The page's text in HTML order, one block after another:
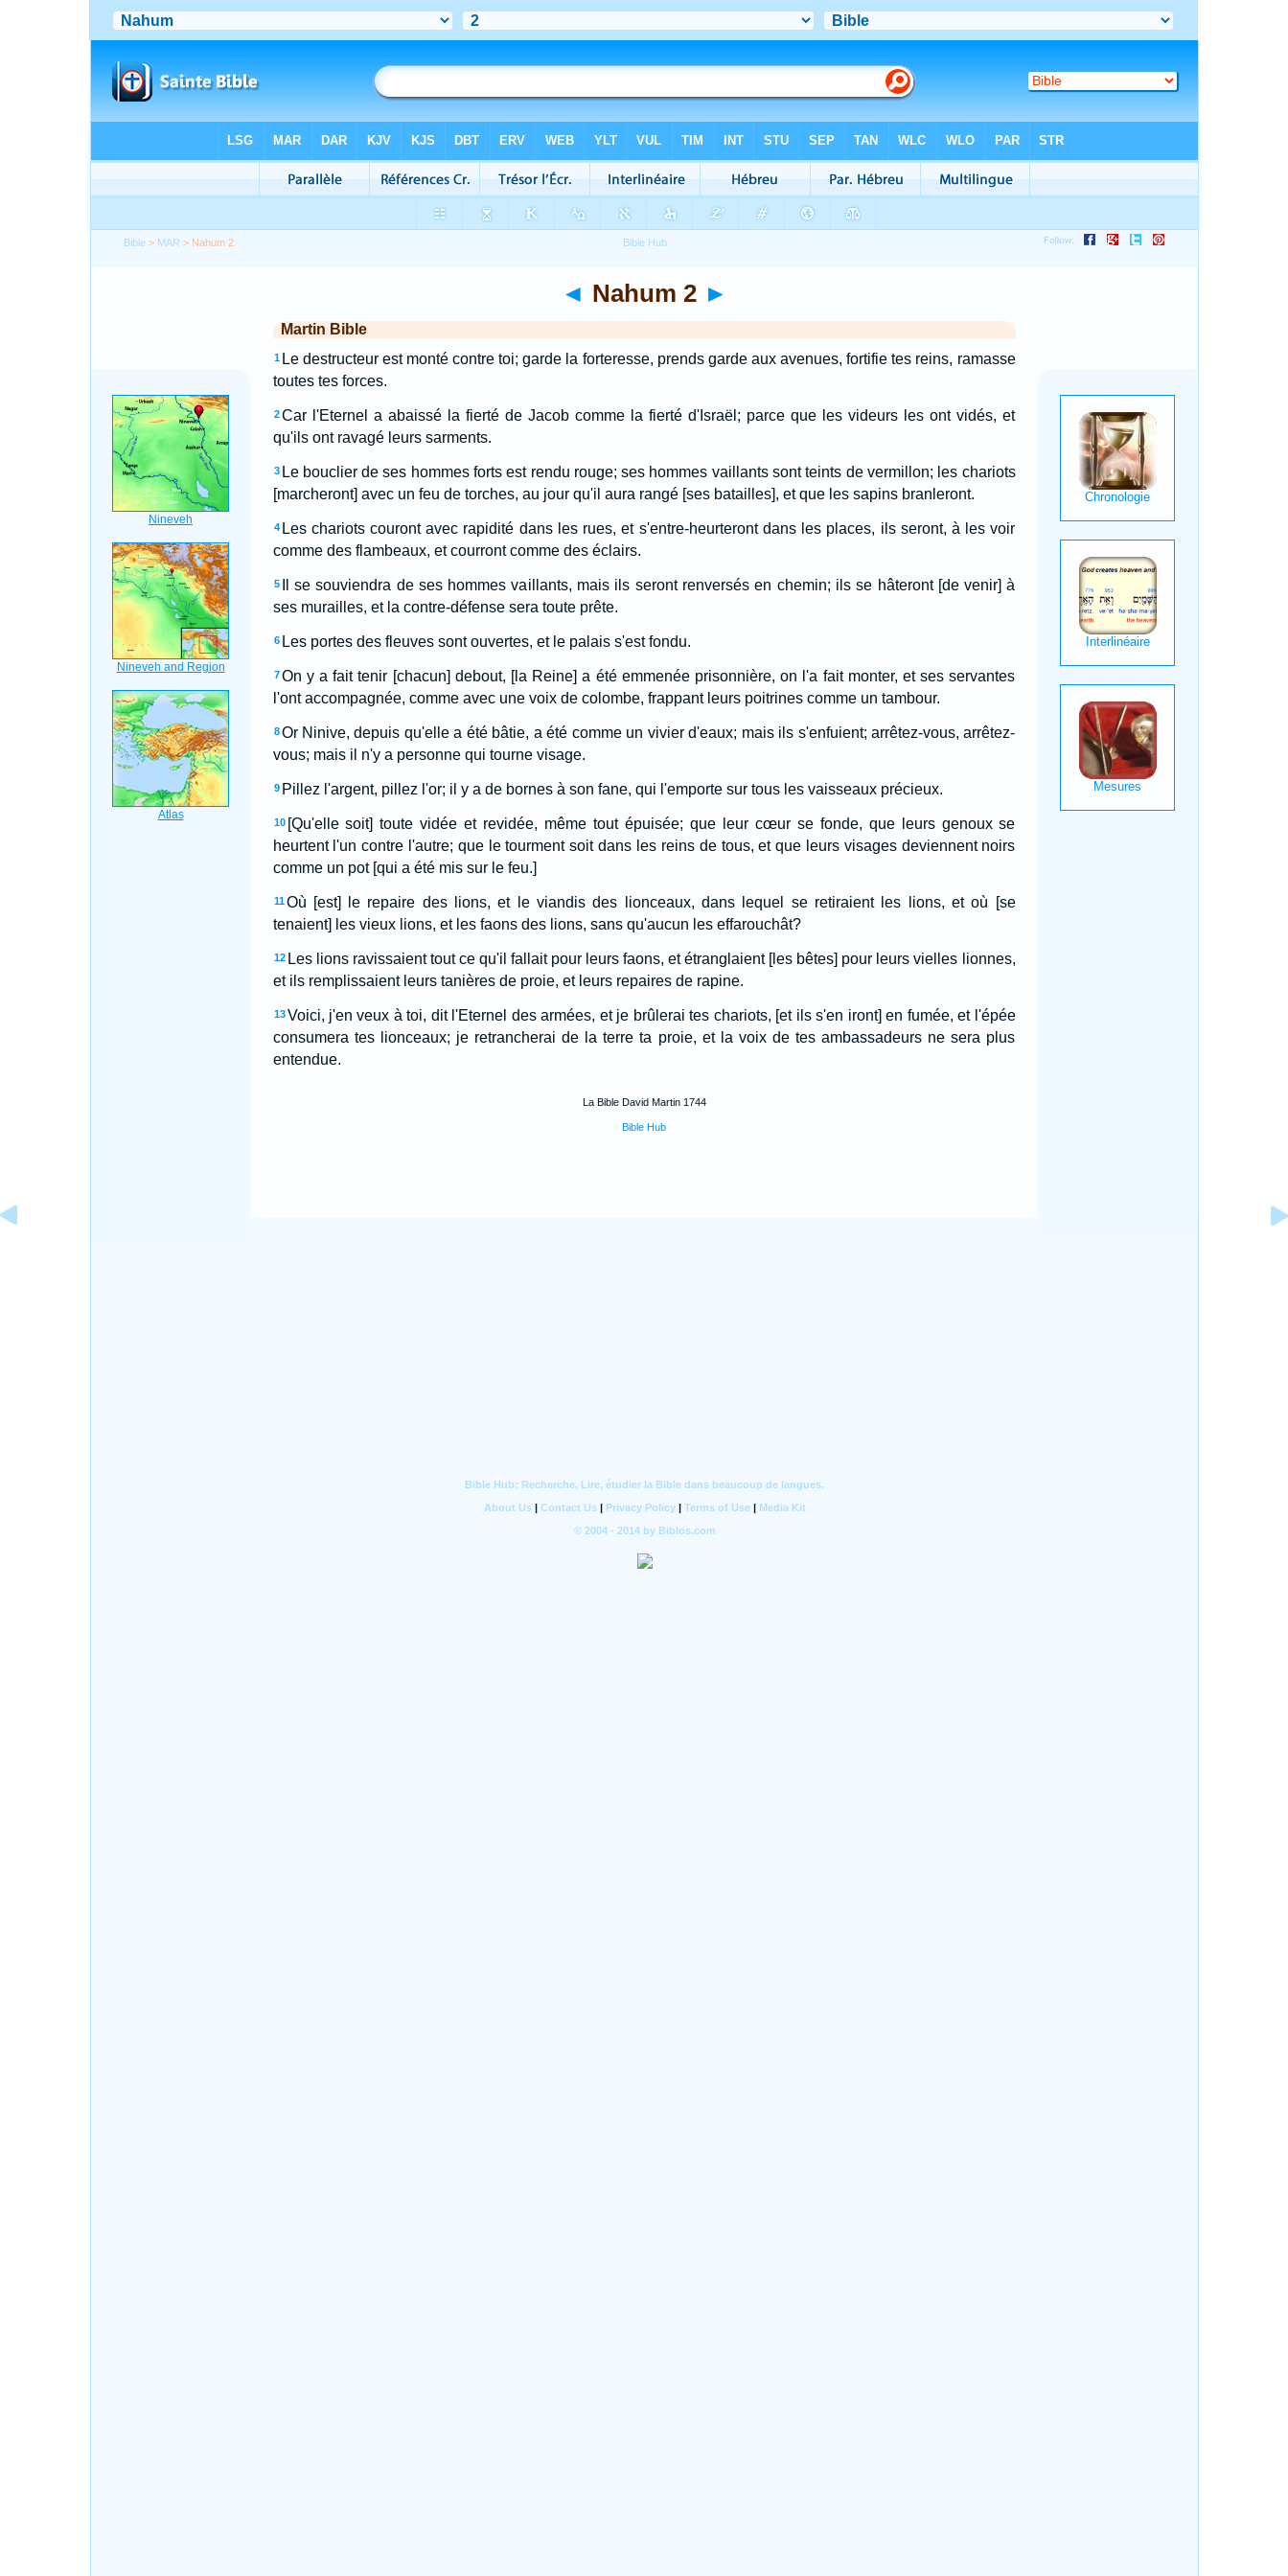
Bible > MAR > Nahum 2
◄ Nahum 2 ►
Martin Bible
1 Le destructeur est monté contre toi; garde la forteresse, prends garde aux avenues, fortifie tes reins, ramasse
toutes tes forces.
2 Car l'Eternel a abaissé la fierté de Jacob comme la fierté d'Israël; parce que les videurs les ont vidés, et
qu'ils ont ravagé leurs sarments.
3 Le bouclier de ses hommes forts est rendu rouge; ses hommes vaillants sont teints de vermillon; les chariots
[marcheront] avec un feu de torches, au jour qu'il aura rangé [ses batailles], et que les sapins branleront.
4 Les chariots couront avec rapidité dans les rues, et s'entre-heurteront dans les places, ils seront, à les voir
comme des flambeaux, et courront comme des éclairs.
5
Il se souviendra de ses hommes vaillants, mais ils seront renversés en chemin; ils se hâteront [de venir] à
ses murailles, et la contre-défense sera toute prête.
6 Les portes des fleuves sont ouvertes, et le palais s'est fondu.
7 On y a fait tenir [chacun] debout, [la Reine] a été emmenée prisonnière, on l'a fait monter, et ses servantes
l'ont accompagnée, comme avec une voix de colombe, frappant leurs poitrines comme un tambour.
8 Or Ninive, depuis qu'elle a été bâtie, a été comme un vivier d'eaux; mais ils s'enfuient; arrêtez-vous, arrêtez-
vous; mais il n'y a personne qui tourne visage.
9 Pillez l'argent, pillez l'or; il y a de bornes à son fane, qui l'emporte sur tous les vaisseaux précieux.
10 [Qu'elle soit] toute vidée et revidée, même tout épuisée; que leur cœur se fonde, que leurs genoux se
heurtent l'un contre l'autre; que le tourment soit dans les reins de tous, et que leurs visages deviennent noirs
comme un pot [qui a été mis sur le feu.]
11 Où [est] le repaire des lions, et le viandis des lionceaux, dans lequel se retiraient les lions, et où [se
tenaient] les vieux lions, et les faons des lions, sans qu'aucun les effarouchât?
12 Les lions ravissaient tout ce qu'il fallait pour leurs faons, et étranglaient [les bêtes] pour leurs vielles lionnes,
et ils remplissaient leurs tanières de proie, et leurs repaires de rapine.
13 Voici, j'en veux à toi, dit l'Eternel des armées, et je brûlerai tes chariots, [et ils s'en iront] en fumée, et l'épée
consumera tes lionceaux; je retrancherai de la terre ta proie, et la voix de tes ambassadeurs ne sera plus
entendue.
La Bible David Martin 1744
Bible Hub